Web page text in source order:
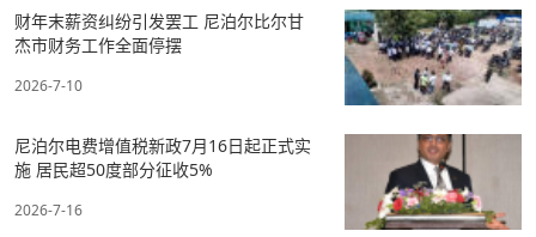
财年末薪资纠纷引发罢工 尼泊尔比尔甘
杰市财务工作全面停摆
2026-7-10
尼泊尔电费增值税新政7月16日起正式实
施 居民超50度部分征收5%
2026-7-16